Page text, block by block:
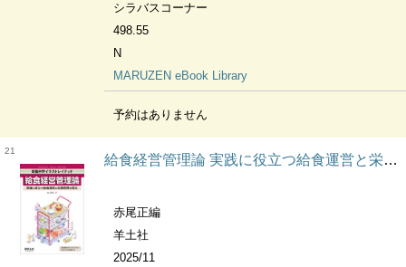
シラバスコーナー
498.55
N
MARUZEN eBook Library
予約はありません
21
給食経営管理論 実践に役立つ給食運営と栄養管理の基本 栄養科学イラストレイテッド
赤尾正編
羊土社
2025/11